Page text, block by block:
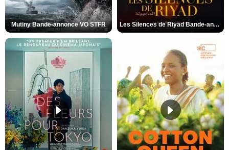
Mutiny Bande-annonce VO STFR Les Silences de Riyad Bande-annonce VO STFR